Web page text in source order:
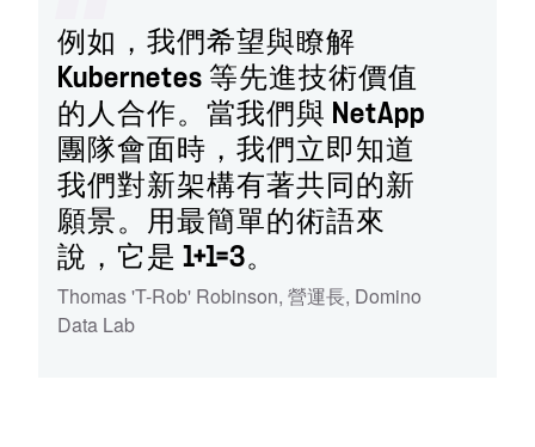
例如，我們希望與瞭解
Kubernetes 等先進技術價值
的人合作。當我們與 NetApp
團隊會面時，我們立即知道
我們對新架構有著共同的新
願景。用最簡單的術語來
說，它是 1+1=3。
Thomas 'T-Rob' Robinson, 營運長, Domino
Data Lab